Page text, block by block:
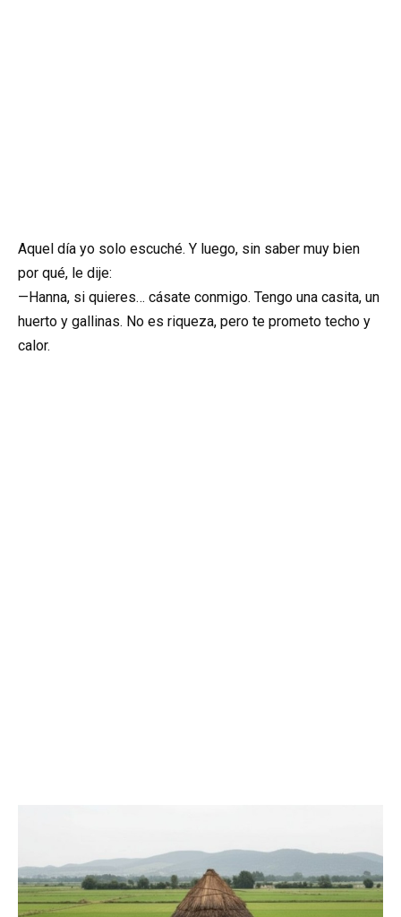
Aquel día yo solo escuché. Y luego, sin saber muy bien
por qué, le dije:
—Hanna, si quieres… cásate conmigo. Tengo una casita, un
huerto y gallinas. No es riqueza, pero te prometo techo y
calor.